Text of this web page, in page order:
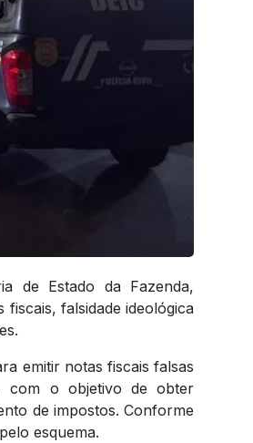
de Estado da Fazenda,
falsidade ideológica
emitir notas fiscais falsas
com o objetivo de obter
de impostos. Conforme
esquema.